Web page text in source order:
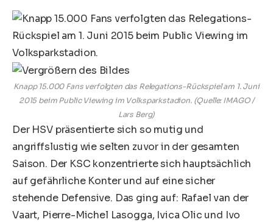
Knapp 15.000 Fans verfolgten das Relegations-Rückspiel am 1. Juni
2015 beim Public Viewing im Volksparkstadion. (Quelle: IMAGO /
Lars Berg)
Der HSV präsentierte sich so mutig und
angriffslustig wie selten zuvor in der gesamten
Saison. Der KSC konzentrierte sich hauptsächlich
auf gefährliche Konter und auf eine sicher
stehende Defensive. Das ging auf: Rafael van der
Vaart, Pierre-Michel Lasogga, Ivica Olic und Ivo